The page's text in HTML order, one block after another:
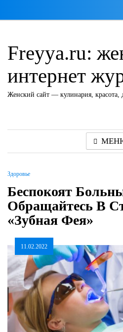
Freyya.ru:
интернет
Женский сайт — кулинария, красота,
Здоровье
Беспокоят
Обращайтесь В
«Зубная Фея»
11.02.2022